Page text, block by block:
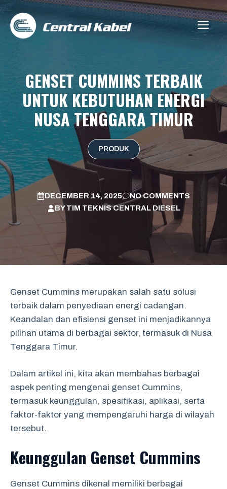
Skip
content
GENSET CUMMINS TERBAIK
UNTUK KEBUTUHAN ENERGI
NUSA TENGGARA TIMUR
PRODUK
DECEMBER 14, 2025
NO COMMENTS
BYTIM TEKNIS CENTRAL DIESEL
Genset Cummins merupakan salah satu solusi
terbaik dalam penyediaan energi cadangan.
Keandalan dan efisiensi genset ini menjadikannya
pilihan utama di berbagai sektor, termasuk di Nusa
Tenggara Timur.
Dalam artikel ini, kita akan membahas berbagai
aspek penting mengenai genset Cummins,
termasuk keunggulan, spesifikasi, aplikasi, serta
faktor-faktor yang mempengaruhi harga di wilayah
tersebut.
Keunggulan Genset Cummins
Genset Cummins dikenal memiliki berbagai